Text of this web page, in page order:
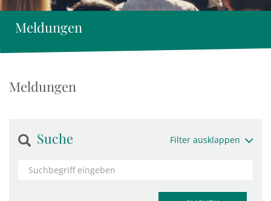
Meldungen
Meldungen
Suche Filter ausklappen